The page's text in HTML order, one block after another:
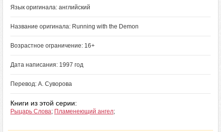
Язык оригинала: английский
Название оригинала: Running with the Demon
Возрастное ограничение: 16+
Дата написания: 1997 год
Перевод: А. Суворова
Книги из этой серии:
Рыцарь Слова; Пламенеющий ангел;